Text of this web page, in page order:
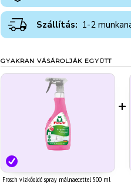
Szállítás: 1-2
GYAKRAN VÁSÁROLJÁK EGYÜTT
Frosch vízkőoldó spray málnaecettel 500 ml
+